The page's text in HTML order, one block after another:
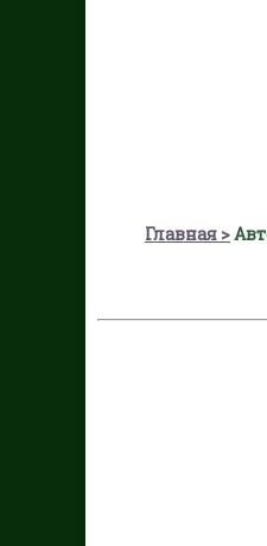
Главная